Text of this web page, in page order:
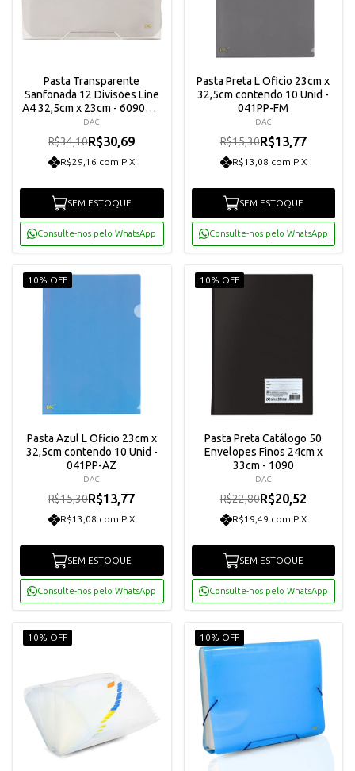
Pasta Transparente
Sanfonada 12 Divisões Line
A4 32,5cm x 23cm - 6090PP-
TR
DAC
R$34,10R$30,69
R$29,16 com PIX
SEM ESTOQUE
Consulte-nos pelo WhatsApp
Pasta Preta L Oficio 23cm x
32,5cm contendo 10 Unid -
041PP-FM
DAC
R$15,30R$13,77
R$13,08 com PIX
SEM ESTOQUE
Consulte-nos pelo WhatsApp
10% OFF
Pasta Azul L Oficio 23cm x
32,5cm contendo 10 Unid -
041PP-AZ
DAC
R$15,30R$13,77
R$13,08 com PIX
SEM ESTOQUE
Consulte-nos pelo WhatsApp
10% OFF
Pasta Preta Catálogo 50
Envelopes Finos 24cm x
33cm - 1090
DAC
R$22,80R$20,52
R$19,49 com PIX
SEM ESTOQUE
Consulte-nos pelo WhatsApp
10% OFF 10% OFF